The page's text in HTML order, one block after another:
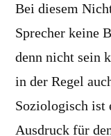
Bei diesem
Sprecher keine
denn nicht sein
in der Regel
Soziologisch ist
Ausdruck für